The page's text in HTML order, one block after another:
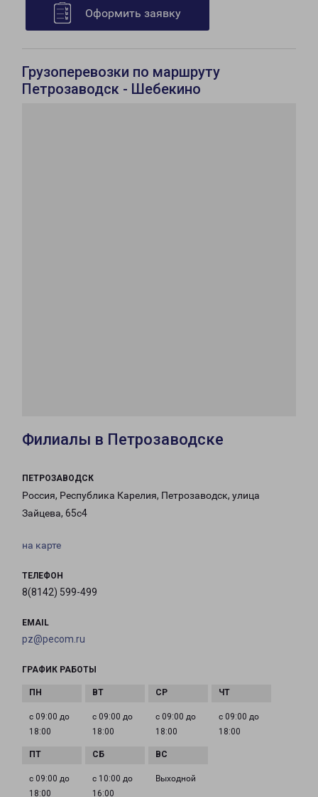
Оформить заявку
Грузоперевозки по маршруту
Петрозаводск - Шебекино
Филиалы в Петрозаводске
ПЕТРОЗАВОДСК
Россия, Республика Карелия, Петрозаводск, улица
Зайцева, 65с4
на карте
ТЕЛЕФОН
8(8142) 599-499
EMAIL
pz@pecom.ru
ГРАФИК РАБОТЫ
с 09:00 до
18:00
с 09:00 до
18:00
с 09:00 до
18:00
с 09:00 до
18:00
с 09:00 до
18:00
с 10:00 до
16:00
Выходной